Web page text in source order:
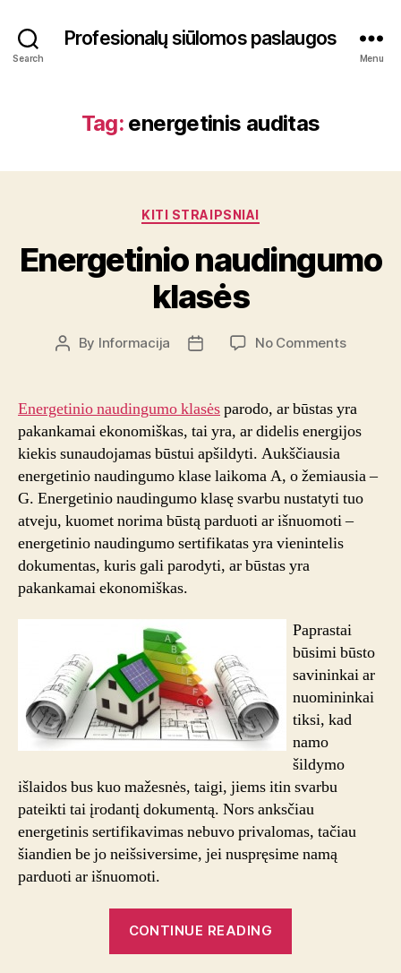
Search
Profesionalų siūlomos paslaugos
Menu
Tag: energetinis auditas
Categories
KITI STRAIPSNIAI
Energetinio naudingumo
klasės
Post
By Informacija
Post
No Commentson
Energetinio naudingumo klasėsparodo, ar būstas yra
pakankamai ekonomiškas, tai yra, ar didelis energijos
kiekis sunaudojamas būstui apšildyti. Aukščiausia
energetinio naudingumo klase laikoma A, o žemiausia –
G. Energetinio naudingumo klasę svarbu nustatyti tuo
atveju, kuomet norima būstą parduoti ar išnuomoti –
energetinio naudingumo sertifikatas yra vienintelis
dokumentas, kuris gali parodyti, ar būstas yra
pakankamai ekonomiškas.
Paprastai
būsimi būsto
savininkai ar
nuomininkai
tiksi, kad
namo
šildymo
išlaidos bus kuo mažesnės, taigi, jiems itin svarbu
pateikti tai įrodantį dokumentą. Nors anksčiau
energetinis sertifikavimas nebuvo privalomas, tačiau
šiandien be jo neišsiversime, jei nuspręsime namą
parduoti ar išnuomoti.
CONTINUE READING